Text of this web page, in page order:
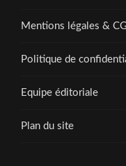
Mentions légales &
Politique de
Equipe éditoriale
Plan du site